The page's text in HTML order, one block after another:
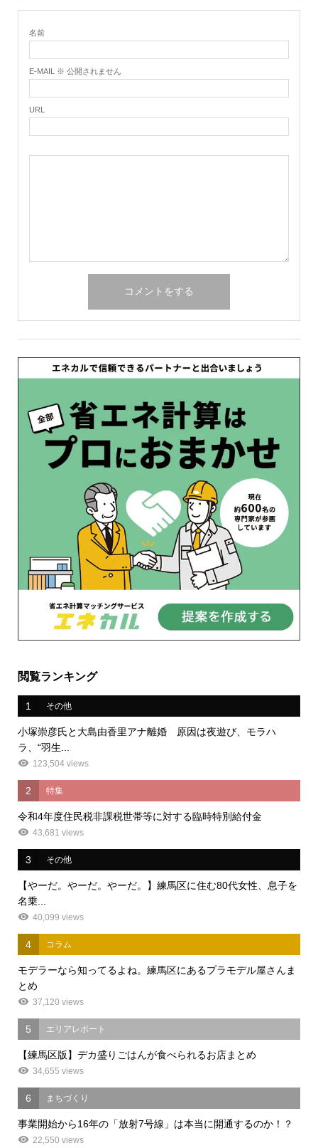
名前
E-MAIL ※ 公開されません
URL
閲覧ランキング
1 その他
小塚崇彦氏と大島由香里アナ離婚 原因は夜遊び、モラハ
ラ、“羽生...
123,504 views
2 特集
令和4年度住民税非課税世帯等に対する臨時特別給付金
43,681 views
3 その他
【やーだ。やーだ。やーだ。】練馬区に住む80代女性、息子を
名乗...
40,099 views
4 コラム
モデラーなら知ってるよね。練馬区にあるプラモデル屋さんま
とめ
37,120 views
5 エリアレポート
【練馬区版】デカ盛りごはんが食べられるお店まとめ
34,655 views
6 まちづくり
事業開始から16年の「放射7号線」は本当に開通するのか！？
22,550 views